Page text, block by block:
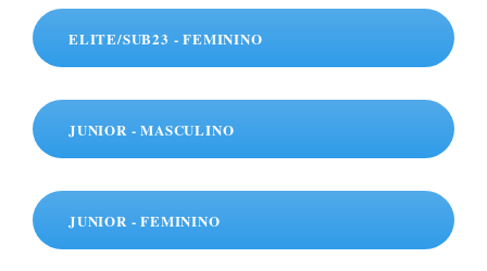
ELITE/SUB23 - FEMININO
JUNIOR - MASCULINO
JUNIOR - FEMININO